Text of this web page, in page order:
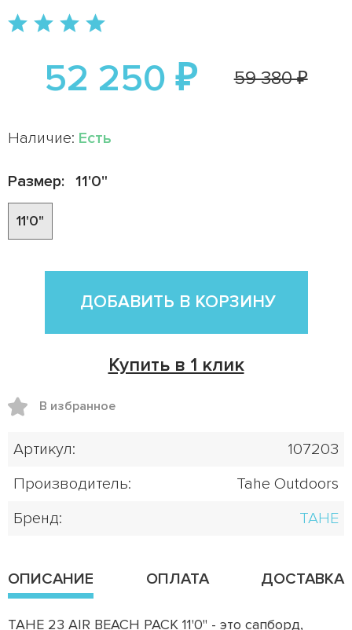
52 250 ₽ 59 380 ₽
Наличие: Есть
Размер: 11'0"
11'0"
ДОБАВИТЬ В КОРЗИНУ
Купить в 1 клик
В избранное
Артикул:
107203
Производитель:
Tahe Outdoors
Бренд:
TAHE
ОПИСАНИЕ ОПЛАТА ДОСТАВКА
TAHE 23 AIR BEACH PACK 11'0" - это сапборд,